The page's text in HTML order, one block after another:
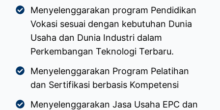
Menyelenggarakan program Pendidikan
Vokasi sesuai dengan kebutuhan Dunia
Usaha dan Dunia Industri dalam
Perkembangan Teknologi Terbaru.
Menyelenggarakan Program Pelatihan
dan Sertifikasi berbasis Kompetensi
Menyelenggarakan Jasa Usaha EPC dan